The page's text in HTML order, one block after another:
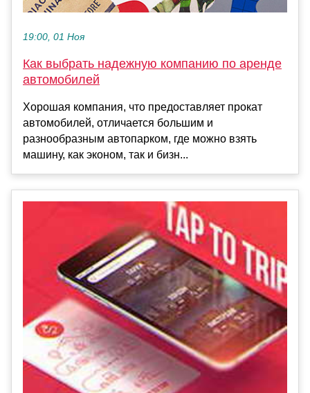
19:00, 01 Ноя
Как выбрать надежную компанию по аренде
автомобилей
Хорошая компания, что предоставляет прокат
автомобилей, отличается большим и
разнообразным автопарком, где можно взять
машину, как эконом, так и бизн...